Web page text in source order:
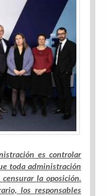
es controlar
toda administración
la oposición.
los responsables